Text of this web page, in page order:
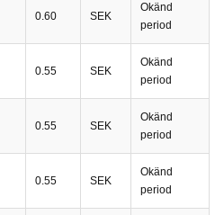
0.60 SEK
Okänd
period
0.55 SEK
Okänd
period
0.55 SEK
Okänd
period
0.55 SEK
Okänd
period